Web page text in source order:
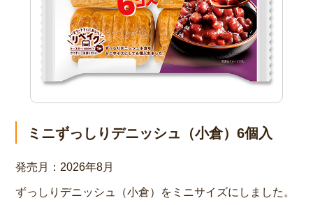
ミニずっしりデニッシュ（小倉）6個入
発売月： 2026年8月
ずっしりデニッシュ（小倉）をミニサイズにしました。